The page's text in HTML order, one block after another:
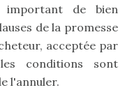
important de bien
de la promesse
acceptée par
conditions sont
l'annuler.